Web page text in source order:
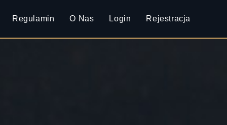
Regulamin O Nas Login Rejestracja